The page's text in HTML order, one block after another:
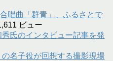
唱曲「群青」、ふるさとで
ビュー
秀氏のインタビュー記事を発
の名子役が回想する撮影現場